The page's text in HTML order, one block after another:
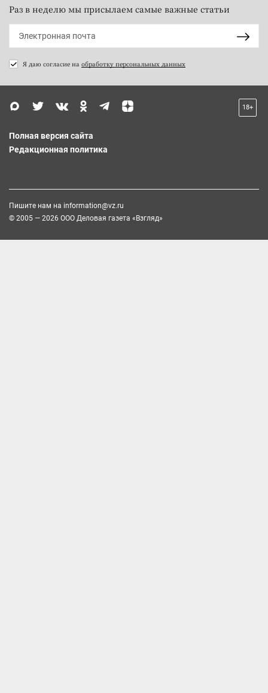
Раз в неделю мы присылаем самые важные статьи
Я даю согласие на обработку персональных данных
18+
Полная версия сайта
Редакционная политика
Пишите нам на information@vz.ru
© 2005 — 2026 ООО Деловая газета «Взгляд»